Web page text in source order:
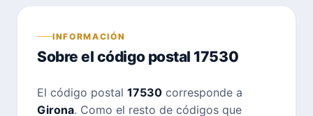
INFORMACIÓN
Sobre el código postal 17530
El código postal 17530 corresponde a
Girona. Como el resto de códigos que